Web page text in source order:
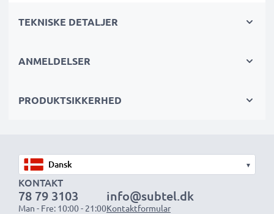
IEC Betegnelse: 2CR5
Spænding:6V
Kapacitet:1600mAh
Uanset om du skal udskifte et batteri eller købe
ekstra – Varta batterier giver pålidelig ydeevne
og længere levetid. Bestil nu med hurtig levering
og 3 års garanti!
TEKNISKE DETALJER
ANMELDELSER
PRODUKTSIKKERHED
▾
KONTAKT
78 79 3103
Man - Fre: 10:00 - 21:00
info@subtel.dk
Kontaktformular